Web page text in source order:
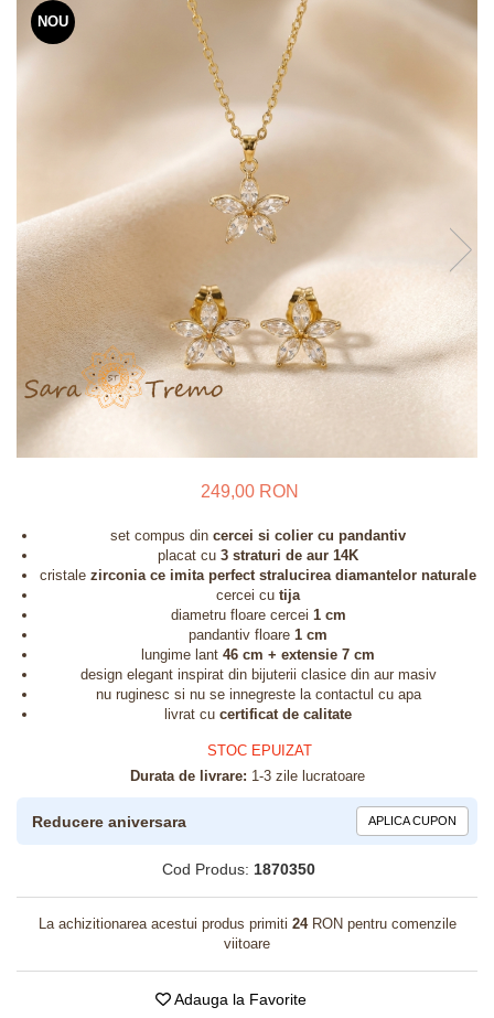
Bijuterii pentru barbati
Bijuterii din argint placate cu aur
24K
NOU
249,00 RON
set compus din cercei si colier cu pandantiv
placat cu 3 straturi de aur 14K
cristale zirconia ce imita perfect stralucirea diamantelor naturale
cercei cu tija
diametru floare cercei 1 cm
pandantiv floare 1 cm
lungime lant 46 cm + extensie 7 cm
design elegant inspirat din bijuterii clasice din aur masiv
nu ruginesc si nu se innegreste la contactul cu apa
livrat cu certificat de calitate
STOC EPUIZAT
Durata de livrare: 1-3 zile lucratoare
Reducere aniversara APLICA CUPON
Cod Produs: 1870350
La achizitionarea acestui produs primiti 24RON pentru comenzile
viitoare
Adauga la Favorite